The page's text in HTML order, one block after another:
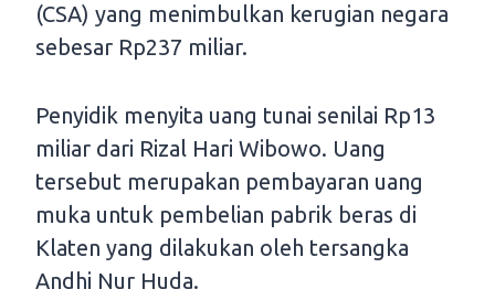
(CSA) yang menimbulkan kerugian negara
sebesar Rp237 miliar.
Penyidik menyita uang tunai senilai Rp13
miliar dari Rizal Hari Wibowo. Uang
tersebut merupakan pembayaran uang
muka untuk pembelian pabrik beras di
Klaten yang dilakukan oleh tersangka
Andhi Nur Huda.